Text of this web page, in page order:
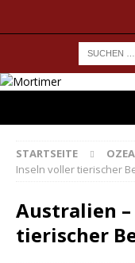
STARTSEITE
Inseln voller tierischer
Australien
tierischer